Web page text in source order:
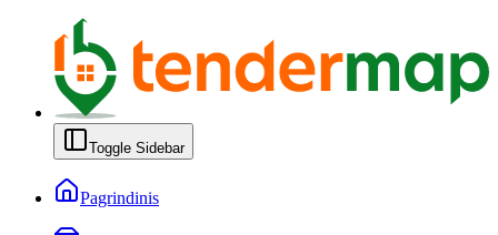
Toggle Sidebar
Pagrindinis